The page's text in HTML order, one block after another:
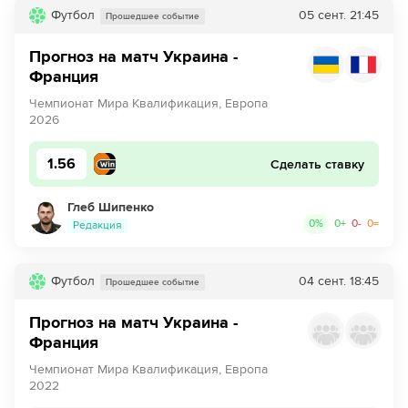
48´
49´ Украина совершает вбрасывание на половине поля
противника
52´
После проверки VAR рефери не стал менять
решения - Украина пробьет пенальти!
54´
55´
Г О О О О О Л - Килиан Мбаппе из команды
Футбол Прошедшее событие 05 сент. 21:45
Прогноз на матч Украина -
Франция
Чемпионат Мира Квалификация, Европа
2026
1.56 Сделать ставку
Глеб Шипенко
Редакция 0% 0+ 0- 0=
Футбол Прошедшее событие 04 сент. 18:45
Прогноз на матч Украина -
Франция
Чемпионат Мира Квалификация, Европа
2022